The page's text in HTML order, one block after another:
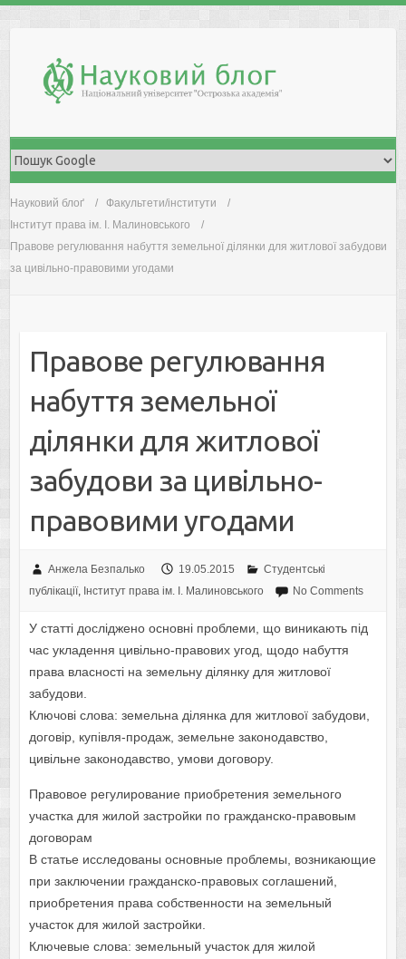
Науковий блоґ
Факультети/інститути
Інститут права ім. І. Малиновського
Правове регулювання набуття земельної ділянки для житлової забудови
за цивільно-правовими угодами
Правове регулювання
набуття земельної
ділянки для житлової
забудови за цивільно-
правовими угодами
Анжела Безпалько 19.05.2015
Студентські
публікації, Інститут права ім. І. Малиновського No Comments
У статті досліджено основні проблеми, що виникають під
час укладення цивільно-правових угод, щодо набуття
права власності на земельну ділянку для житлової
забудови.
Ключові слова: земельна ділянка для житлової забудови,
договір, купівля-продаж, земельне законодавство,
цивільне законодавство, умови договору.
Правовое регулирование приобретения земельного
участка для жилой застройки по гражданско-правовым
договорам
В статье исследованы основные проблемы, возникающие
при заключении гражданско-правовых соглашений,
приобретения права собственности на земельный
участок для жилой застройки.
Ключевые слова: земельный участок для жилой